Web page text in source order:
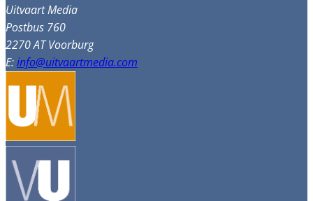
Uitvaart Media
Postbus 760
2270 AT Voorburg
E:info@uitvaartmedia.com